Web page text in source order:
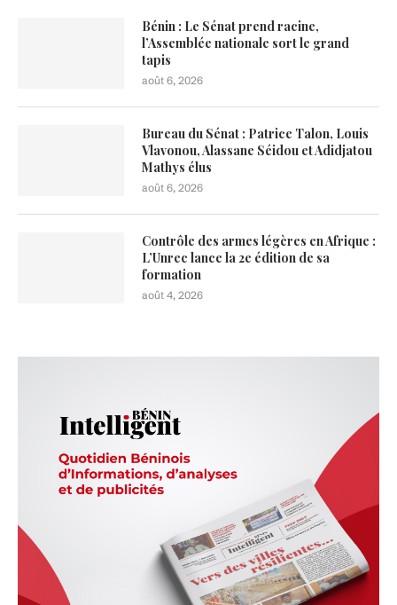
Bénin : Le Sénat prend racine,
l’Assemblée nationale sort le grand
tapis
août 6, 2026
Bureau du Sénat : Patrice Talon, Louis
Vlavonou, Alassane Séidou et Adidjatou
Mathys élus
août 6, 2026
Contrôle des armes légères en Afrique :
L’Unrec lance la 2e édition de sa
formation
août 4, 2026